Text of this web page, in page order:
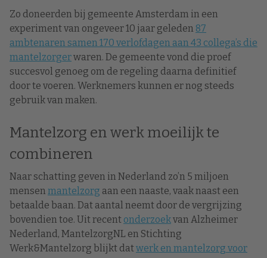
Zo doneerden bij gemeente Amsterdam in een
experiment van ongeveer 10 jaar geleden 87
ambtenaren samen 170 verlofdagen aan 43 collega’s die
mantelzorgerwaren. De gemeente vond die proef
succesvol genoeg om de regeling daarna definitief
door te voeren. Werknemers kunnen er nog steeds
gebruik van maken.
Mantelzorg en werk moeilijk te
combineren
Naar schatting geven in Nederland zo’n 5 miljoen
mensen mantelzorg aan een naaste, vaak naast een
betaalde baan. Dat aantal neemt door de vergrijzing
bovendien toe. Uit recent onderzoekvan Alzheimer
Nederland, MantelzorgNL en Stichting
Werk&Mantelzorg blijkt datwerk en mantelzorg voor